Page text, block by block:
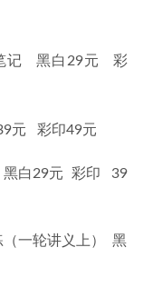
黑白29元   彩
彩印49元
白29元  彩印   39
（一轮讲义上） 黑